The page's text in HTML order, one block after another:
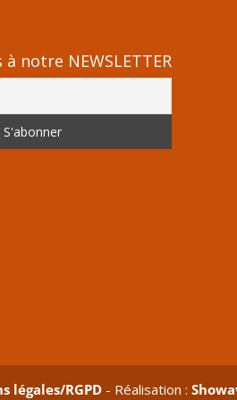
notre NEWSLETTER
légales/RGPD - Réalisation :